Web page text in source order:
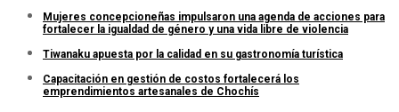
Mujeres concepcioneñas impulsaron una agenda de acciones para
fortalecer la igualdad de género y una vida libre de violencia
Tiwanaku apuesta por la calidad en su gastronomía turística
Capacitación en gestión de costos fortalecerá los
emprendimientos artesanales de Chochís